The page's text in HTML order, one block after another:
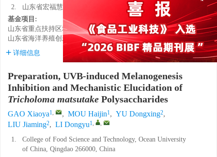
2.
山东省宏福慧科技有限公司，山东临沂 276000
基金项目:
山东省重点扶持区域引进急需紧缺人才项目
山东省海洋养殖创新创业共同体
详细信息
Preparation, UVB-induced Melanogenesis
Inhibition and Mechanistic Elucidation of
Tricholoma matsutake Polysaccharides
GAO Xiaoya1, , MOU Haijin1, YU Dongxing2,
LIU Jiaming2, LI Dongyu1, ,
1.
College of Food Science and Technology, Ocean University
of China, Qingdao 266000, China
x